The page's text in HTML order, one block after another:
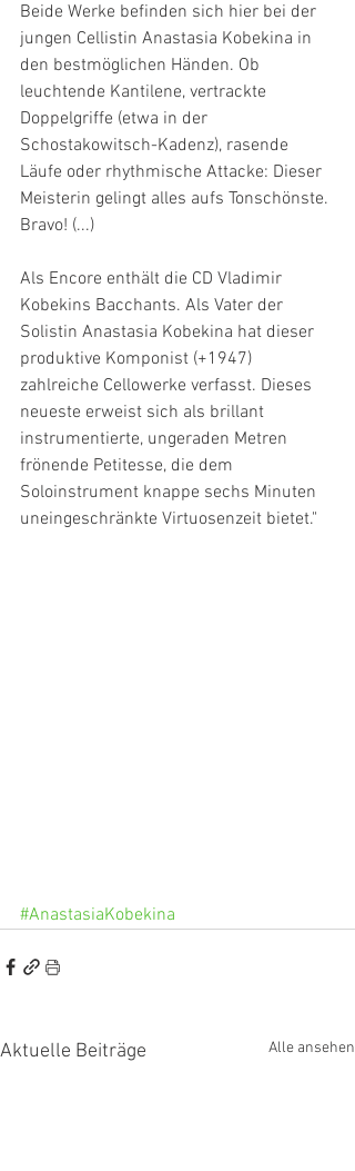
Beide Werke befinden sich hier bei der
jungen Cellistin Anastasia Kobekina in
den bestmöglichen Händen. Ob
leuchtende Kantilene, vertrackte
Doppelgriffe (etwa in der
Schostakowitsch-Kadenz), rasende
Läufe oder rhythmische Attacke: Dieser
Meisterin gelingt alles aufs Tonschönste.
Bravo! (...)
Als Encore enthält die CD Vladimir
Kobekins Bacchants. Als Vater der
Solistin Anastasia Kobekina hat dieser
produktive Komponist (+1947)
zahlreiche Cellowerke verfasst. Dieses
neueste erweist sich als brillant
instrumentierte, ungeraden Metren
frönende Petitesse, die dem
Soloinstrument knappe sechs Minuten
uneingeschränkte Virtuosenzeit bietet."
#AnastasiaKobekina
Aktuelle Beiträge Alle ansehen